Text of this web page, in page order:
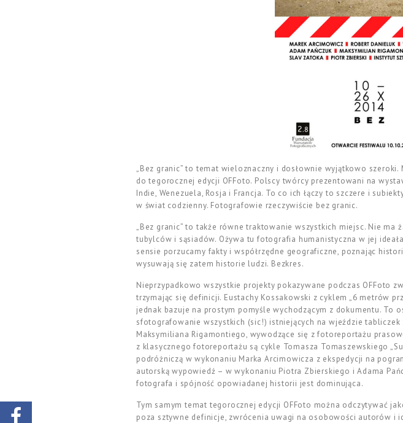
„Bez granic” to temat wieloznaczny i dosłownie wyjątkowo
do tegorocznej edycji OFFoto. Polscy twórcy prezentowani na
Indie, Wenezuela, Rosja i Francja. To co ich łączy to szczere i
w świat codzienny. Fotografowie rzeczywiście bez granic.
„Bez granic” to także równe traktowanie wszystkich miejsc. Nie ma
tubylców i sąsiadów. Ożywa tu fotografia humanistyczna w jej
sensie porzucamy fakty i współrzędne geograficzne, poznając
wysuwają się zatem historie ludzi. Bezkres.
Nieprzypadkowo wszystkie projekty pokazywane podczas OFFoto
trzymając się definicji. Eustachy Kossakowski z cyklem „6 metrów
jednak bazuje na prostym pomyśle wychodzącym z dokumentu.
sfotografowanie wszystkich (sic!) istniejących na wjeździe
Maksymiliana Rigamontiego, wywodzące się z fotoreportażu
z klasycznego fotoreportażu są cykle Tomasza Tomaszewskiego
podróżniczą w wykonaniu Marka Arcimowicza z ekspedycji na
autorską wypowiedź – w wykonaniu Piotra Zbierskiego i Adama
fotografa i spójność opowiadanej historii jest dominująca.
Tym samym temat tegorocznej edycji OFFoto można odczytywać
poza sztywne definicje, zwrócenia uwagi na osobowości autorów i